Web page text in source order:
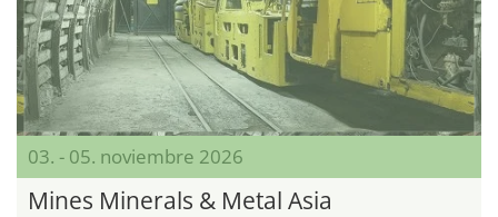
03. - 05. noviembre 2026
Mines Minerals & Metal Asia